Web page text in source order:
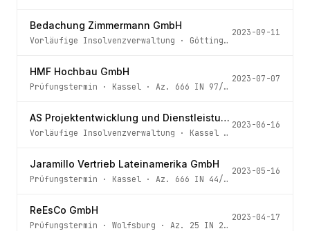
Bedachung Zimmermann GmbH
Vorläufige Insolvenzverwaltung · Göttingen
2023-09-11
HMF Hochbau GmbH
Prüfungstermin · Kassel · Az. 666 IN 97/23 h
2023-07-07
AS Projektentwicklung und Dienstleistung GmbH
Vorläufige Insolvenzverwaltung · Kassel
2023-06-16
Jaramillo Vertrieb Lateinamerika GmbH
Prüfungstermin · Kassel · Az. 666 IN 44/23 h
2023-05-16
ReEsCo GmbH
Prüfungstermin · Wolfsburg · Az. 25 IN 20/23
2023-04-17